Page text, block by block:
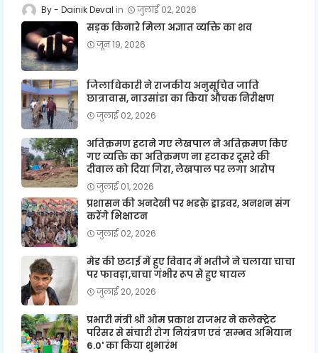
Dainik Deval जुलाई 02, 2026
सड़क किनारे मिला अज्ञात व्यक्ति का शव
जून 19, 2026
जिलाधिकारी ने राजकीय अनुसूचित जाति
छात्रावास, नाउसांडा का किया औचक निरीक्षण
जुलाई 02, 2026
अतिक्रमण हटाने गए लेखपाल ने अतिक्रमण किए
गए व्यक्ति का अतिक्रमण ना हटाकर दूसरे की
दीवाल को दिया गिरा, लेखपाल पर लगा आरोप
जुलाई 01, 2026
प्रशासन की अनदेखी पर भडक़े ड्राइवर, अनशन संग
करेंगे भिक्षाटन
जुलाई 02, 2026
मेड की छटाई में हुए विवाद में भतीजे ने चलाया चाचा
पर फावड़ा,चाचा गंभीर रूप से हुए घायल
जुलाई 20, 2026
प्रभारी मंत्री श्री ओम प्रकाश राजभर ने कलेक्ट्रेट
परिसर से संचारी रोग नियंत्रण एवं 'सम्भव अभियान
6.0' का किया शुभारंभ